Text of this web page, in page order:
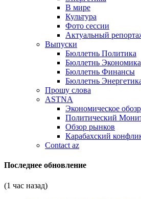
В мире
Культура
Фото сессии
Актуальный
Выпуски
Бюллетнь Политика
Бюллетнь Экономика
Бюллетнь Финансы
Бюллетнь
Прошу слова
ASTNA
Экономическое
Политический
Обзор рынков
Карабахский
Contact az
Последнее обновление
(1 час назад)